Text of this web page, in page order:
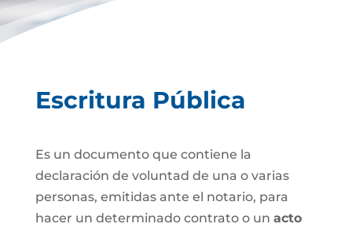
Escritura Pública
Es un documento que contiene la
declaración de voluntad de una o varias
personas, emitidas ante el notario, para
hacer un determinado contrato o un acto